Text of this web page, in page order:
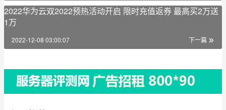
2022华为云双2022预热活动开启 限时充值返券 最高买2万送
1万
下一篇
2022-12-08 03:00:07